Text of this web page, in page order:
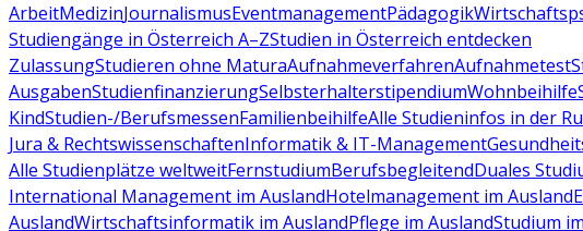
ArbeitMedizinJournalismusEventmanagementPädagogik
Studiengänge in Österreich A–ZStudien in Österreich entdecken
ZulassungStudieren ohne MaturaAufnahmeverfahrenAufnahmetest
AusgabenStudienfinanzierungSelbsterhalterstipendiumWohnbeihilfe
KindStudien-/BerufsmessenFamilienbeihilfeAlle Studieninfos in der
Jura & RechtswissenschaftenInformatik & IT-Management
Alle Studienplätze weltweitFernstudiumBerufsbegleitendDuales
International Management im AuslandHotelmanagement im Ausland
AuslandWirtschaftsinformatik im AuslandPflege im AuslandStudium